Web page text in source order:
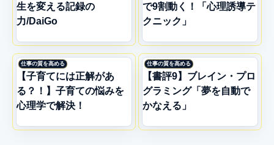
生を変える記録の
力/DaiGo
で9割動く！「心理誘導テ
クニック」
仕事の質を高める
【子育てには正解があ
る？！】子育ての悩みを
心理学で解決！
仕事の質を高める
【書評9】ブレイン・プロ
グラミング「夢を自動で
かなえる」